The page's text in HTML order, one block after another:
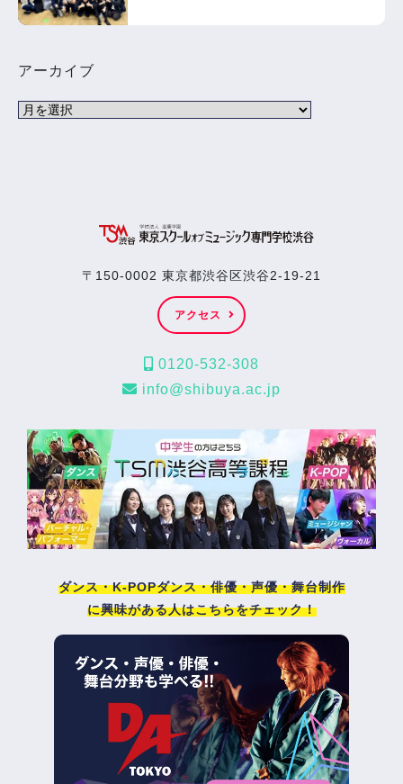
アーカイブ
〒150-0002 東京都渋谷区渋谷2-19-21
アクセス
0120-532-308
info@shibuya.ac.jp
ダンス・K-POPダンス・俳優・声優・舞台制作
に興味がある人はこちらをチェック！